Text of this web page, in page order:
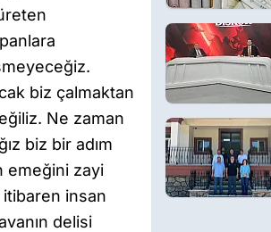
biz çalmaktan
Ne zaman
biz bir adım
emeğini zayi
itibaren insan
delisi